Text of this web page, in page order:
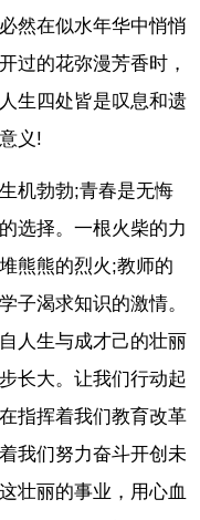
然在似水年华中悄悄
过的花弥漫芳香时，
生四处皆是叹息和遗
义!
机勃勃;青春是无悔
选择。一根火柴的力
熊熊的烈火;教师的
子渴求知识的激情。
人生与成才己的壮丽
长大。让我们行动起
指挥着我们教育改革
我们努力奋斗开创未
壮丽的事业，用心血